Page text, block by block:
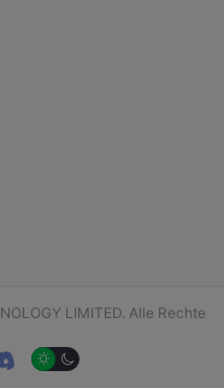
LIMITED. Alle Rechte